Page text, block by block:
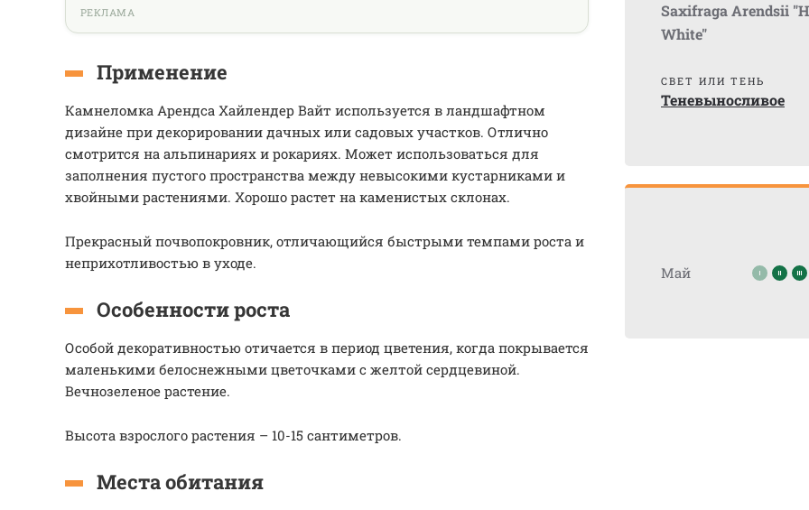
РЕКЛАМА
Применение
Камнеломка Арендса Хайлендер Вайт используется в ландшафтном
дизайне при декорировании дачных или садовых участков. Отлично
смотрится на альпинариях и рокариях. Может использоваться для
заполнения пустого пространства между невысокими кустарниками и
хвойными растениями. Хорошо растет на каменистых склонах.
Прекрасный почвопокровник, отличающийся быстрыми темпами роста и
неприхотливостью в уходе.
Особенности роста
Особой декоративностью отичается в период цветения, когда покрывается
маленькими белоснежными цветочками с желтой сердцевиной.
Вечнозеленое растение.
Высота взрослого растения – 10-15 сантиметров.
Места обитания
Saxifraga Arendsii
White"
СВЕТ ИЛИ ТЕНЬ
Теневыносливое
Май